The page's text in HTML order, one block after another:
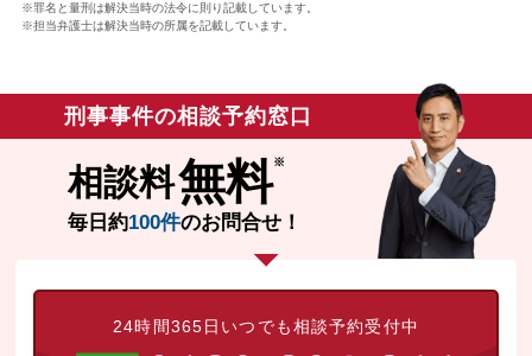
※罪名と量刑は解決当時の法令に則り記載しています。
※担当弁護士は解決当時の所属を記載しています。
刑事事件の相談予約窓口
相談料無料
毎日約100件のお問合せ！
24時間365日いつでも相談予約受付中